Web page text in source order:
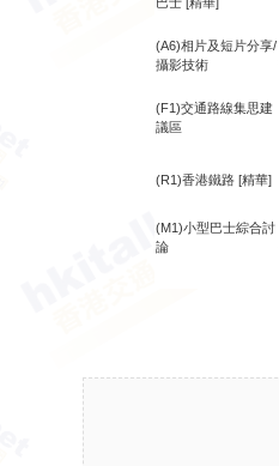
(A6)相片及短片分享/
攝影技術
(F1)交通路線集思建
議區
(R1)香港鐵路 [精華]
(M1)小型巴士綜合討
論